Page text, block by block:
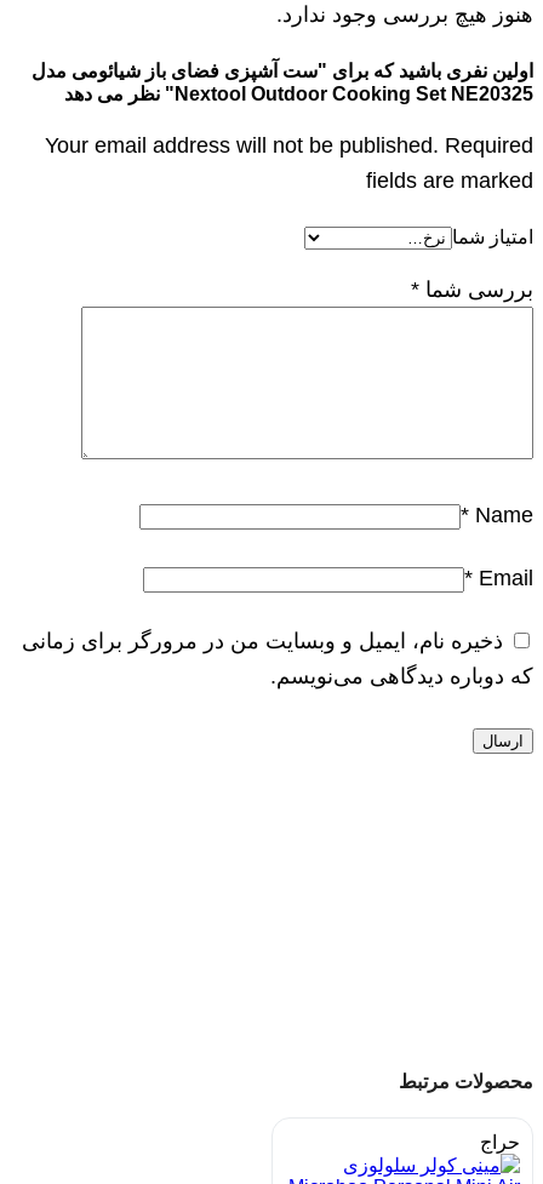
هنوز هیچ بررسی وجود ندارد.
اولین نفری باشید که برای "ست آشپزی فضای باز شیائومی مدل
Nextool Outdoor Cooking Set NE20325" نظر می دهد
Your email address will not be published. Required
fields are marked
امتیاز شما
بررسی شما *
Name
*
Email
*
ذخیره نام، ایمیل و وبسایت من در مرورگر برای زمانی
که دوباره دیدگاهی می‌نویسم.
محصولات مرتبط
حراج